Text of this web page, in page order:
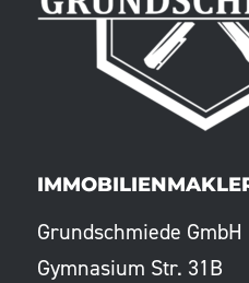
Grundschmiede GmbH
Gymnasium Str. 31B